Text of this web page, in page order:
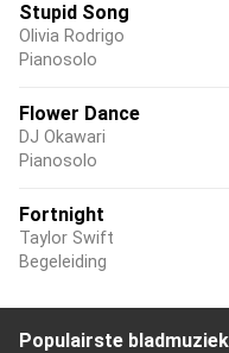
Stupid Song
Olivia Rodrigo
Pianosolo
Flower Dance
DJ Okawari
Pianosolo
Fortnight
Taylor Swift
Begeleiding
Populairste